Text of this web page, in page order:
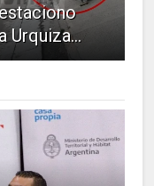
Urquiza...